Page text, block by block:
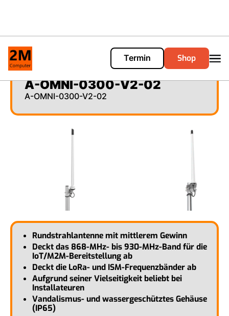
Termin Shop
A-OMNI-0300-V2-02
A-OMNI-0300-V2-02
Rundstrahlantenne mit mittlerem Gewinn
Deckt das 868-MHz- bis 930-MHz-Band für die
IoT/M2M-Bereitstellung ab
Deckt die LoRa- und ISM-Frequenzbänder ab
Aufgrund seiner Vielseitigkeit beliebt bei
Installateuren
Vandalismus- und wassergeschütztes Gehäuse
(IP65)